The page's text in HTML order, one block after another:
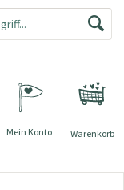
Warenkorb
Mein Konto